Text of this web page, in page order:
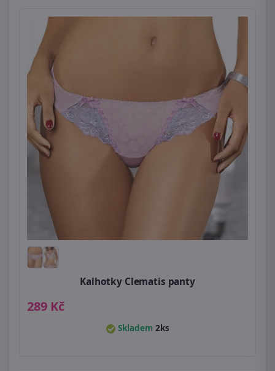
Kalhotky Clematis panty
289 Kč
Skladem 2ks